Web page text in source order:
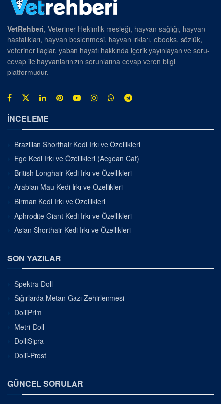
VetRehberi, Veteriner Hekimlik mesleği, hayvan sağlığı, hayvan
hastalıkları, hayvan beslenmesi, hayvan ırkları, ebooks, sözlük,
veteriner ilaçlar, yaban hayatı hakkında içerik yayınlayan ve soru-
cevap ile hayvanlarınızın sorunlarına cevap veren bilgi
platformudur.
İNCELEME
Brazilian Shorthair Kedi Irkı ve Özellikleri
Ege Kedi Irkı ve Özellikleri (Aegean Cat)
British Longhair Kedi Irkı ve Özellikleri
Arabian Mau Kedi Irkı ve Özellikleri
Birman Kedi Irkı ve Özellikleri
Aphrodite Giant Kedi Irkı ve Özellikleri
Asian Shorthair Kedi Irkı ve Özellikleri
SON YAZILAR
Spektra-Doll
Sığırlarda Metan Gazı Zehirlenmesi
DolliPrim
Metri-Doll
DolliSipra
Dolli-Prost
GÜNCEL SORULAR